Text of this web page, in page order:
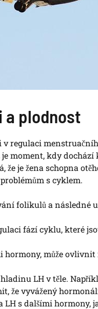
a plodnost
regulaci
moment, kdy
je žena schopna
s cyklem.
folikulů a následné
fází cyklu, které
hormony, může
LH v těle.
že vyvážený
s dalšími hormony,